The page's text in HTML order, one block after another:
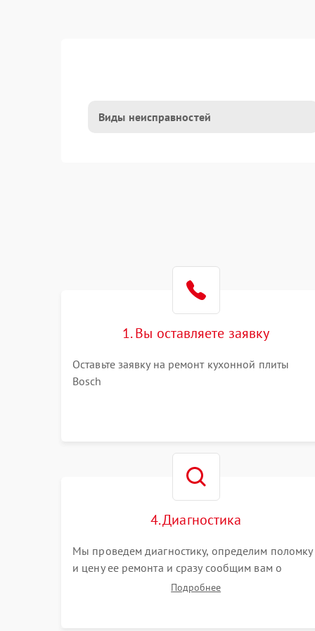
Виды неисправностей
1. Вы оставляете заявку
Оставьте заявку на ремонт кухонной плиты
Bosch
4. Диагностика
Мы проведем диагностику, определим поломку
и цену ее ремонта и сразу сообщим вам о
Подробнее